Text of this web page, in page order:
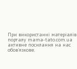
При використаннi матерiалiв
порталу mama-tato.com.ua
активне посилання на нас
обов'язкове.